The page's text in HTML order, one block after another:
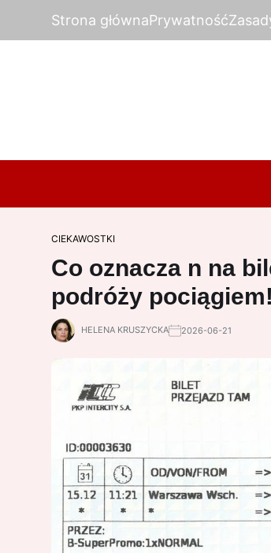
Strona głównaPrywatność
CIEKAWOSTKI
Co oznacza n na
podróży pociągiem!
HELENA KRUSZYCKA 2026-06-21